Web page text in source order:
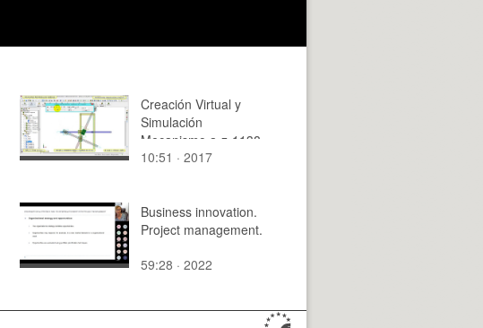
Creación Virtual y
Simulación
Mecanismo a-z-1138
con Cosmos Motion -
10:51 · 2017
Business innovation.
Project management.
59:28 · 2022